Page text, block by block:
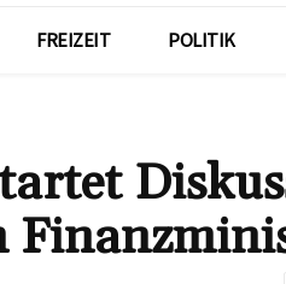
FREIZEIT POLITIK